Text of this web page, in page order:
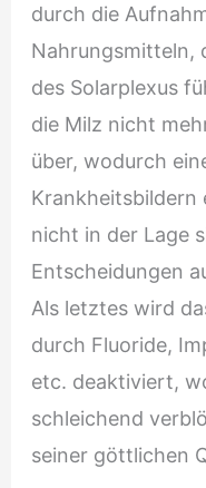
durch die
Nahrungsmitteln,
des Solarplexus
die Milz nicht
über, wodurch
Krankheitsbildern
nicht in der Lage
Entscheidungen
Als letztes wird
durch Fluoride,
etc. deaktiviert,
schleichend
seiner göttlichen